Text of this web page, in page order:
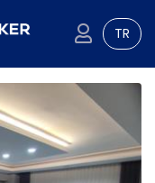
TR